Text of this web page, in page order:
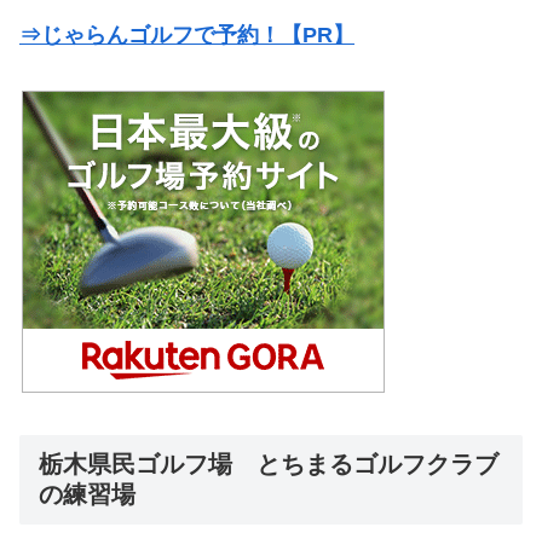
⇒じゃらんゴルフで予約！【PR】
栃木県民ゴルフ場 とちまるゴルフクラブ
の練習場